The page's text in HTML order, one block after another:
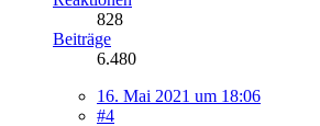
828
Beiträge
6.480
16. Mai 2021 um 18:06
#4